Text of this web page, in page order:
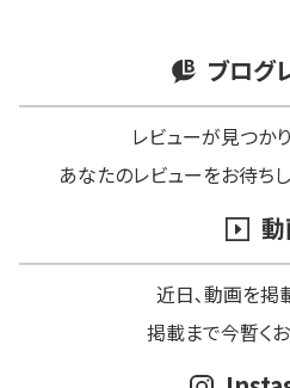
ブログ
レビューが見つか
あなたのレビューをお待ち
近日､動画を掲
掲載まで今暫く